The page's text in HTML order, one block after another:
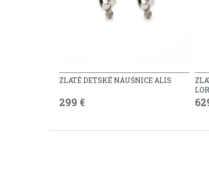
ZLATÉ DETSKÉ NÁUŠNICE ALIS
299 €